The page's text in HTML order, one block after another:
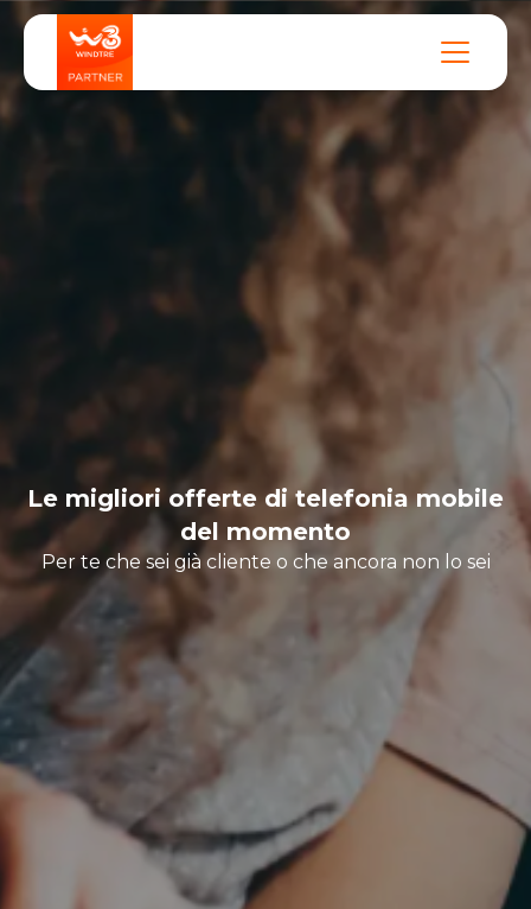
Le migliori offerte di telefonia mobile
del momento
Per te che sei già cliente o che ancora non lo sei